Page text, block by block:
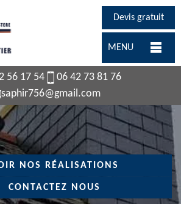
Devis gratuit
MENU
56 17 54
06 42 73 81 76
saphir756@gmail.com
NOS RÉALISATIONS
CONTACTEZ NOUS